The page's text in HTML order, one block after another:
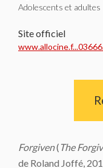
Adolescents et adultes
Site officiel
Forgiven( The
de Roland Joffé,